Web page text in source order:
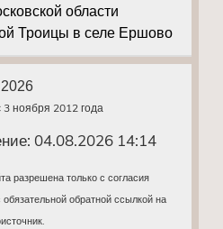
области
Троицы в селе Ершово
ноября 2012 года
04.08.2026 14:14
разрешена только с согласия
обратной ссылкой на